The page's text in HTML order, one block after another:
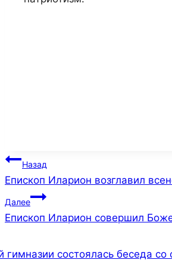
Навигация
по
записям
Назад
Епископ Иларион возглавил
Далее
Епископ Иларион совершил